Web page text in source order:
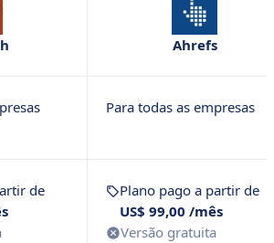
Ahrefs
Para todas as empresas
de
Plano pago a partir de
US$ 99,00 /mês
Versão gratuita